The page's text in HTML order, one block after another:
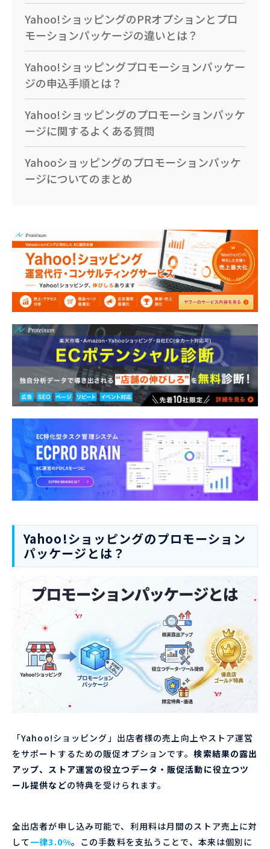
Yahoo!ショッピングのPRオプションとプロ
モーションパッケージの違いとは？
Yahoo!ショッピングプロモーションパッケー
ジの申込手順とは？
Yahoo!ショッピングのプロモーションパッケ
ージに関するよくある質問
Yahooショッピングのプロモーションパッケ
ージについてのまとめ
Yahoo!ショッピングのプロモーション
パッケージとは？
「Yahoo!ショッピング」出店者様の売上向上やストア運営
をサポートするための販促オプションです。検索結果の露出
アップ、ストア運営の役立つデータ・販促活動に役立つツ
ール提供などの特典を受けられます。
全出店者が申し込み可能で、利用料は月間のストア売上に対
して一律3.0%。この手数料を支払うことで、本来は個別に